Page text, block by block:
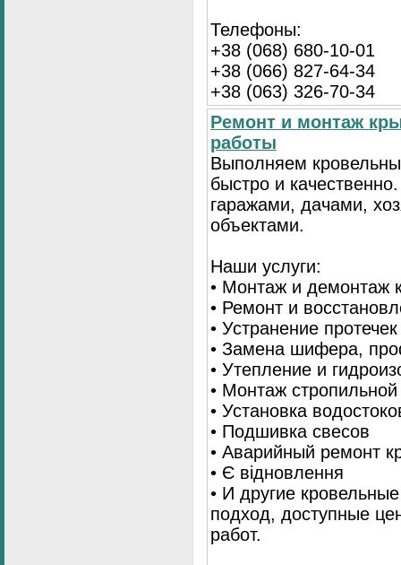
Телефоны:
+38 (068) 680-10-01
+38 (066) 827-64-34
+38 (063) 326-70-34
Ремонт и монтаж
работы
Выполняем
быстро и
гаражами, дачами,
объектами.
Наши услуги:
• Монтаж и демонтаж
• Ремонт и
• Устранение протечек
• Замена шифера,
• Утепление и
• Монтаж
• Установка
• Подшивка свесов
• Аварийный ремонт
• Є відновлення
• И другие
подход, доступные
работ.